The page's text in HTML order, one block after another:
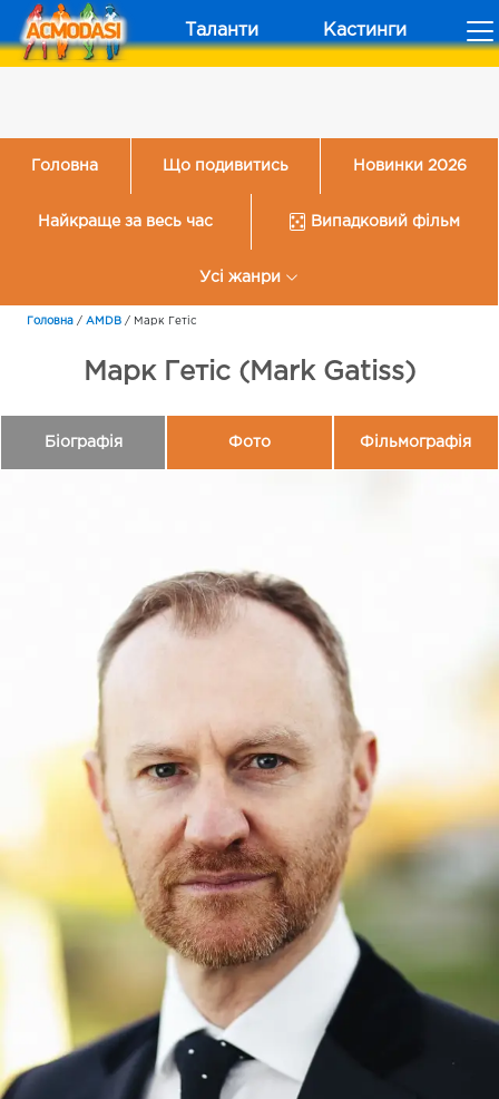
Таланти Кастинги
Головна Що подивитись Новинки 2026
Найкраще за весь час Випадковий фільм
Усі жанри
Головна / AMDB / Марк Гетіс
Марк Гетіс (Mark Gatiss)
Біографія Фото Фільмографія